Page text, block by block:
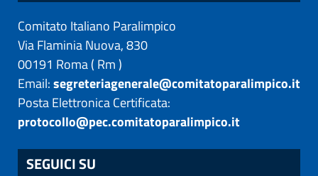
Comitato Italiano Paralimpico
Via Flaminia Nuova, 830
00191 Roma( Rm)
Email:segreteriagenerale@comitatoparalimpico.it
Posta Elettronica Certificata:
protocollo@pec.comitatoparalimpico.it
SEGUICI SU